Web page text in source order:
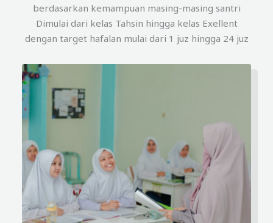
berdasarkan kemampuan masing-masing santri
Dimulai dari kelas Tahsin hingga kelas Exellent
dengan target hafalan mulai dari 1 juz hingga 24 juz